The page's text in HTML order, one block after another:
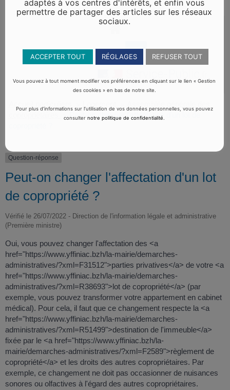
> Peut-on changer l'affectation d'un lot de
Question-réponse
Peut-on changer l'affectation d'un lot
de copropriété ?
Vérifié le 26/07/2022 - Direction de l'information légale et administrative
(Première ministre)
Oui, vous pouvez changer l'affectation des <a
href="https://www.yffiniac.bzh/la-mairie/demarches-
administratives/?xml=F31512">parties privatives</a> de votre <a
href="https://www.yffiniac.bzh/la-mairie/demarches-
administratives/?xml=R38693">lot de copropriété</a> (par
exemple, vous pouvez transformer votre appartement en cabinet
médical). Pour cela, il faut que ce changement respecte la <a
href="https://www.yffiniac.bzh/la-mairie/demarches-
administratives/?xml=R51499">destination de l'immeuble</a>
fixée par le <a href="https://www.yffiniac.bzh/la-
mairie/demarches-administratives/?xml=F2589">règlement de
copropriété</a> et les droits des autres copropriétaires. Par
exemple, ce changement ne doit pas occasionner de nuisances
sonores ou olfactives à l'égard des autres copropriétaires.
adaptés à vos centres d'intérêts, et enfin vous
permettre de partager des articles sur les réseaux
sociaux.
ACCEPTER TOUT RÉGLAGES REFUSER TOUT
Vous pouvez à tout moment modifier vos préférences en cliquant sur le lien « Gestion
des cookies » en bas de notre site.
Pour plus d’informations sur l’utilisation de vos données personnelles, vous pouvez
consulternotre politique de confidentialité.